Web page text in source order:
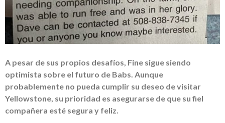
A pesar de sus propios desafíos, Fine sigue siendo
optimista sobre el futuro de Babs. Aunque
probablemente no pueda cumplir su deseo de visitar
Yellowstone, su prioridad es asegurarse de que su fiel
compañera esté segura y feliz.